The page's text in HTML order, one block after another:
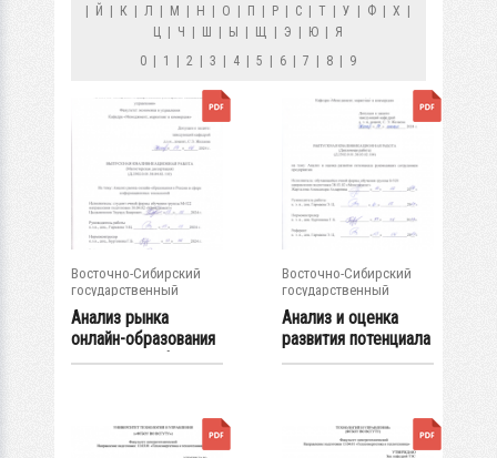
Й К Л М Н О П Р С Т У Ф Х
Ц
Ч Ш Ы Щ Э Ю
Я
0
1 2 3 4 5 6 7 8 9
Восточно-Сибирский
государственный
университет...
Анализ рынка
онлайн-образования
в России в сфере...
Восточно-Сибирский
государственный
университет...
Анализ и оценка
развития потенциала
руководящих...